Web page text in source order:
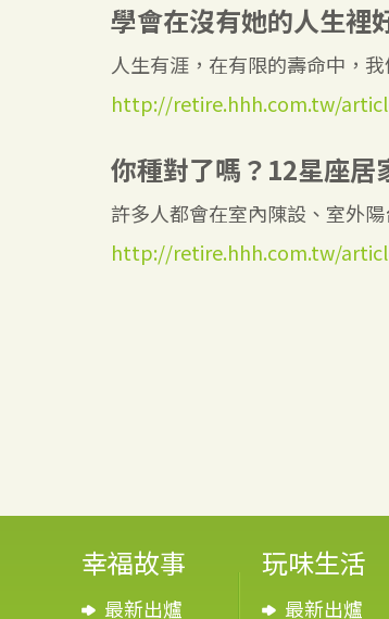
學會在沒有她的人生裡
人生有涯，在有限的壽命中，
http://retire.hhh.com.tw/
你種對了嗎？12星座居
許多人都會在室內陳設、室外
http://retire.hhh.com.tw/
幸福故事
最新出爐
玩味生活
最新出爐